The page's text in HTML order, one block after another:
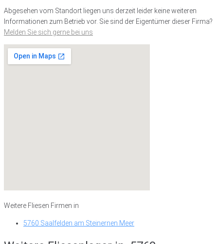
Abgesehen vom Standort liegen uns derzeit leider keine weiteren
Informationen zum Betrieb vor. Sie sind der Eigentümer dieser Firma?
Melden Sie sich gerne bei uns
Weitere Fliesen Firmen in
5760 Saalfelden am Steinernen Meer